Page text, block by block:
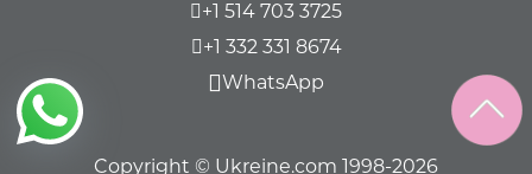
+1 514 703 3725
+1 332 331 8674
WhatsApp
Copyright © Ukreine.com 1998-2026